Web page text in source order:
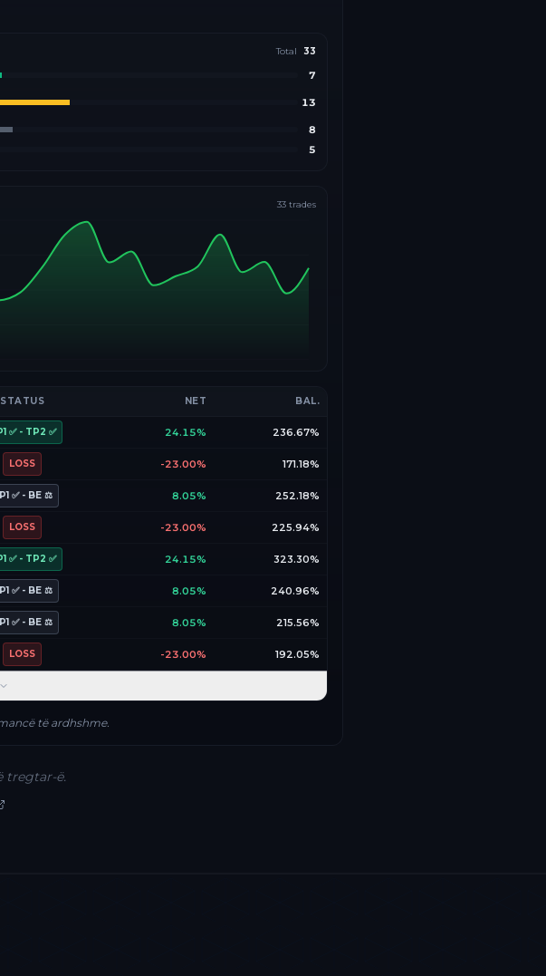
Total 33
7
13
8
5
33 trades
STATUS NET BAL.
✅ - TP2 ✅ 24.15% 236.67%
LOSS -23.00% 171.18%
✅ - BE ⚖️ 8.05% 252.18%
LOSS -23.00% 225.94%
✅ - TP2 ✅ 24.15% 323.30%
✅ - BE ⚖️ 8.05% 240.96%
✅ - BE ⚖️ 8.05% 215.56%
LOSS -23.00% 192.05%
të ardhshme.
tregtar-ë.